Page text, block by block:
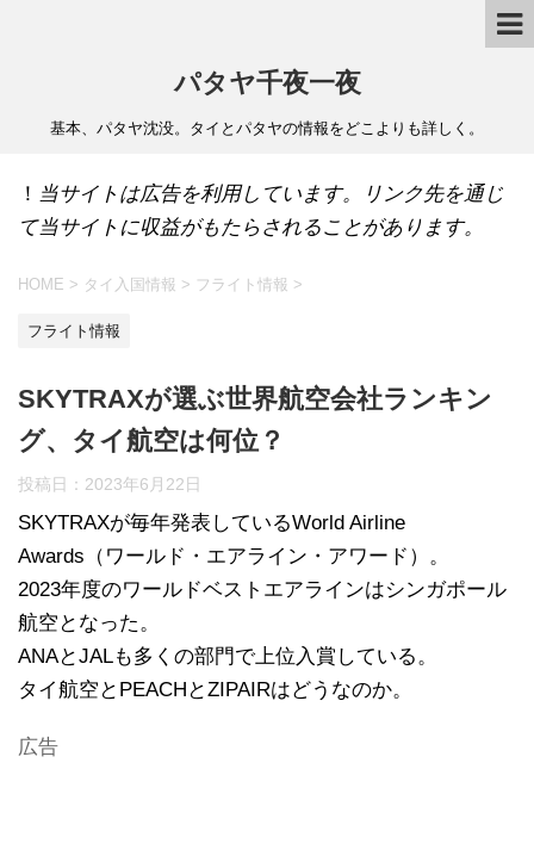
パタヤ千夜一夜
基本、パタヤ沈没。タイとパタヤの情報をどこよりも詳しく。
！ 当サイトは広告を利用しています。リンク先を通じ
て当サイトに収益がもたらされることがあります。
HOME > タイ入国情報 > フライト情報 >
フライト情報
SKYTRAXが選ぶ世界航空会社ランキン
グ、タイ航空は何位？
投稿日： 2023年6月22日
SKYTRAXが毎年発表しているWorld Airline
Awards（ワールド・エアライン・アワード）。
2023年度のワールドベストエアラインはシンガポール
航空となった。
ANAとJALも多くの部門で上位入賞している。
タイ航空とPEACHとZIPAIRはどうなのか。
広告